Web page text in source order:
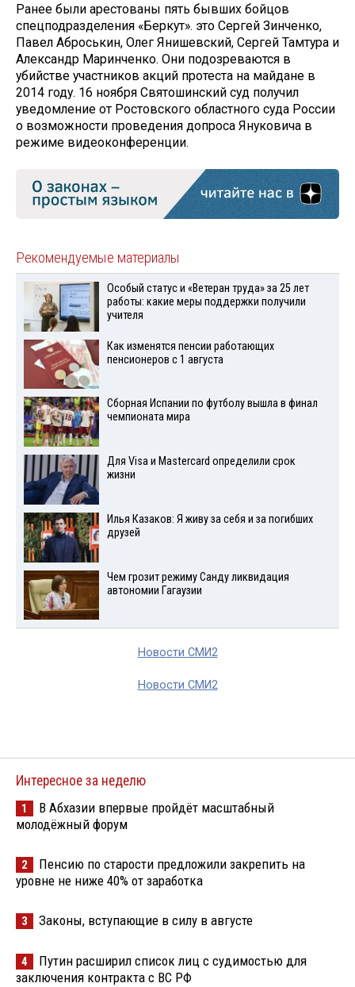
Ранее были арестованы пять бывших бойцов
спецподразделения «Беркут». это Сергей Зинченко,
Павел Аброськин, Олег Янишевский, Сергей Тамтура и
Александр Маринченко. Они подозреваются в
убийстве участников акций протеста на майдане в
2014 году. 16 ноября Святошинский суд получил
уведомление от Ростовского областного суда России
о возможности проведения допроса Януковича в
режиме видеоконференции.
Рекомендуемые материалы
Особый статус и «Ветеран труда» за 25 лет
работы: какие меры поддержки получили
учителя
Как изменятся пенсии работающих
пенсионеров с 1 августа
Сборная Испании по футболу вышла в финал
чемпионата мира
Для Visа и Mastercard определили срок
жизни
Илья Казаков: Я живу за себя и за погибших
друзей
Чем грозит режиму Санду ликвидация
автономии Гагаузии
Новости СМИ2
Новости СМИ2
Интересное за неделю
1
В Абхазии впервые пройдёт масштабный
молодёжный форум
2
Пенсию по старости предложили закрепить на
уровне не ниже 40% от заработка
3 Законы, вступающие в силу в августе
4
Путин расширил список лиц с судимостью для
заключения контракта с ВС РФ